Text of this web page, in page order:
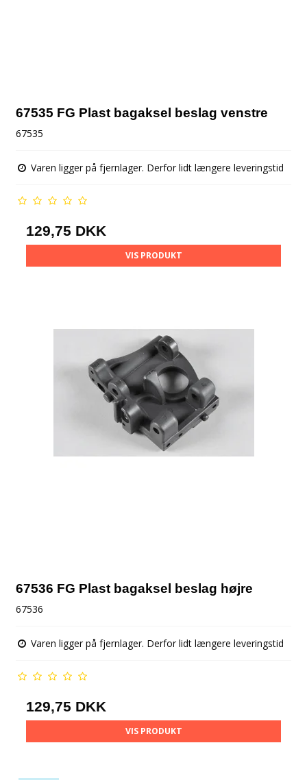
67535 FG Plast bagaksel beslag venstre
67535
Varen ligger på fjernlager. Derfor lidt længere leveringstid
129,75 DKK
VIS PRODUKT
67536 FG Plast bagaksel beslag højre
67536
Varen ligger på fjernlager. Derfor lidt længere leveringstid
129,75 DKK
VIS PRODUKT